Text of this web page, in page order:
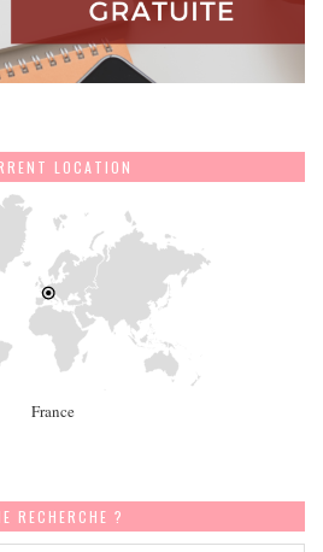
LOCATION
France
RECHERCHE ?